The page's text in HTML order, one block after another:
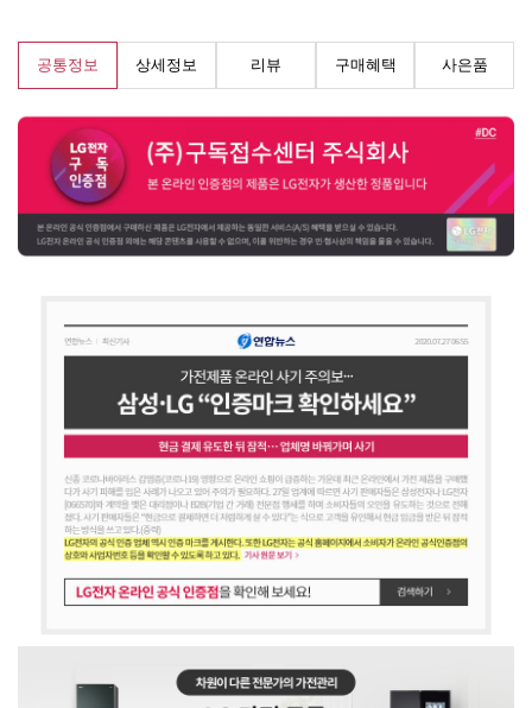
공통정보 상세정보 리뷰 구매혜택 사은품